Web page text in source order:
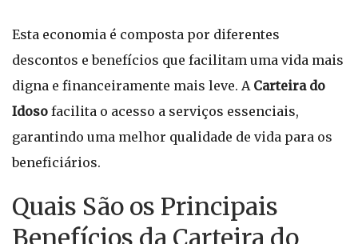
Esta economia é composta por diferentes
descontos e benefícios que facilitam uma vida mais
digna e financeiramente mais leve. A Carteira do
Idoso facilita o acesso a serviços essenciais,
garantindo uma melhor qualidade de vida para os
beneficiários.
Quais São os Principais
Benefícios da Carteira do